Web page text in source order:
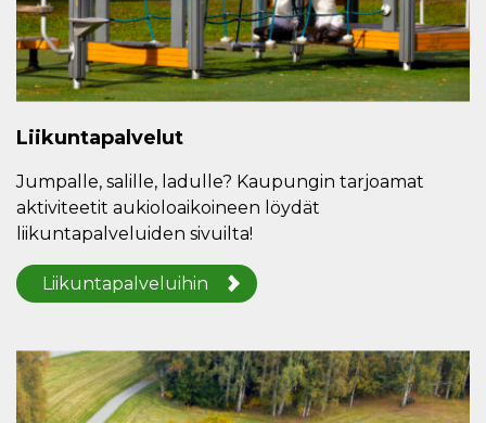
Liikuntapalvelut
Jumpalle, salille, ladulle? Kaupungin tarjoamat
aktiviteetit aukioloaikoineen löydät
liikuntapalveluiden sivuilta!
Liikuntapalveluihin